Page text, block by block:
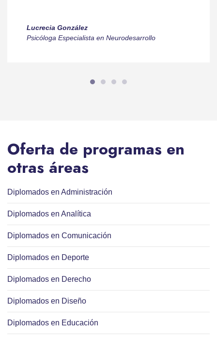
Lucrecia González
Psicóloga Especialista en Neurodesarrollo
Oferta de programas en
otras áreas
Diplomados en Administración
Diplomados en Analítica
Diplomados en Comunicación
Diplomados en Deporte
Diplomados en Derecho
Diplomados en Diseño
Diplomados en Educación